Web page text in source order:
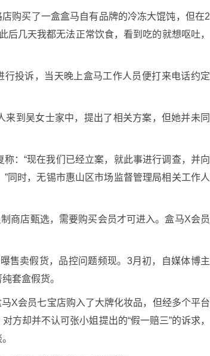
购买了一盒盒马自有品牌的冷冻大馄饨，但在2
后几天我都无法正常饮食，看到吃的就想呕吐，
投诉，当天晚上盒马工作人员便打来电话约定
到吴女士家中，提出了相关方案，但她并未同
：“现在我们已经立案，就此事进行调查，并向
同时，无锡市惠山区市场监督管理局相关工作人
商店甄选，需要购买会员才可进入。盒马X会员
售卖假货，品控问题频现。3月初，自媒体博主
套盒假货。
X会员七宝店购入了大牌化妆品，但经多个平台
方却并不认可张小姐提出的“假一赔三”的诉求，